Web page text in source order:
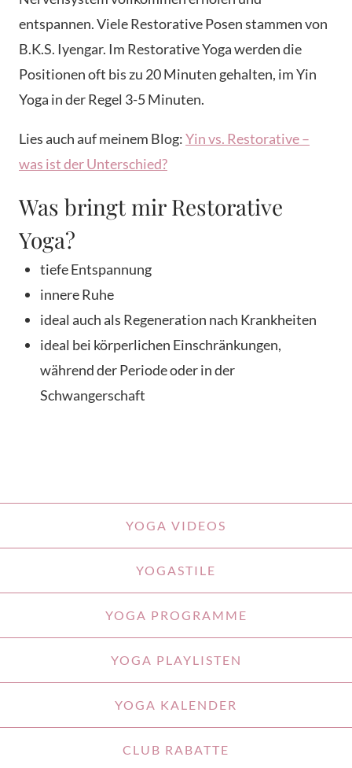
entspannen. Viele Restorative Posen stammen von
B.K.S. Iyengar. Im Restorative Yoga werden die
Positionen oft bis zu 20 Minuten gehalten, im Yin
Yoga in der Regel 3-5 Minuten.
Lies auch auf meinem Blog:Yin vs. Restorative –
was ist der Unterschied?
Was bringt mir Restorative
Yoga?
tiefe Entspannung
innere Ruhe
ideal auch als Regeneration nach Krankheiten
ideal bei körperlichen Einschränkungen,
während der Periode oder in der
Schwangerschaft
YOGA VIDEOS
YOGASTILE
YOGA PROGRAMME
YOGA PLAYLISTEN
YOGA KALENDER
CLUB RABATTE